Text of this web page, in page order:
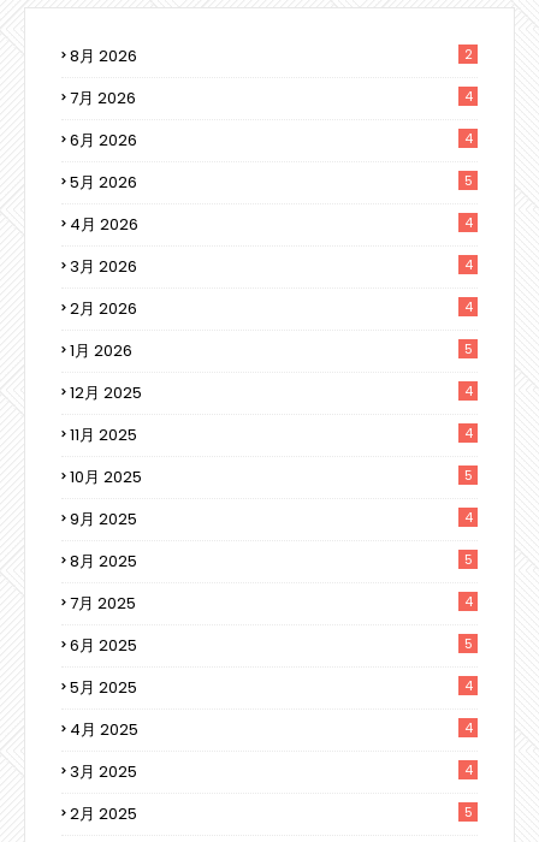
8月 2026 2
7月 2026 4
6月 2026 4
5月 2026 5
4月 2026 4
3月 2026 4
2月 2026 4
1月 2026 5
12月 2025 4
11月 2025 4
10月 2025 5
9月 2025 4
8月 2025 5
7月 2025 4
6月 2025 5
5月 2025 4
4月 2025 4
3月 2025 4
2月 2025 5